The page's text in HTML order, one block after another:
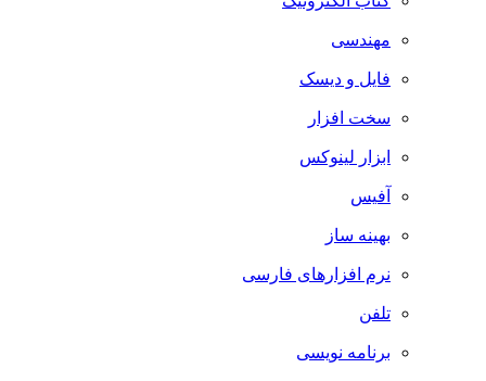
مهندسی
فایل و دیسک
سخت افزار
ابزار لینوکس
آفیس
بهینه ساز
نرم افزارهای فارسی
تلفن
برنامه نویسی